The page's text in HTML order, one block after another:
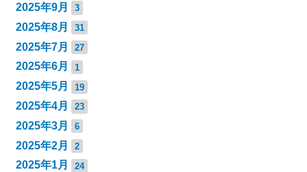
2025年9月 3
2025年8月 31
2025年7月 27
2025年6月 1
2025年5月 19
2025年4月 23
2025年3月 6
2025年2月 2
2025年1月 24